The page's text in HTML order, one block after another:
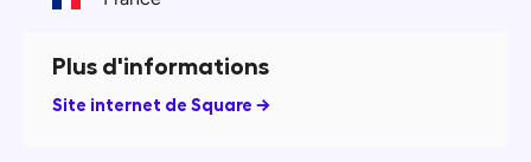
Plus d'informations
Site internet de Square →